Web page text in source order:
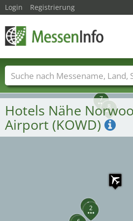
12
5
7
8
Hotels Nähe
Airport (KOWD)
Login Registrierung
Messenamen Länder
Dienstleisterbranchen